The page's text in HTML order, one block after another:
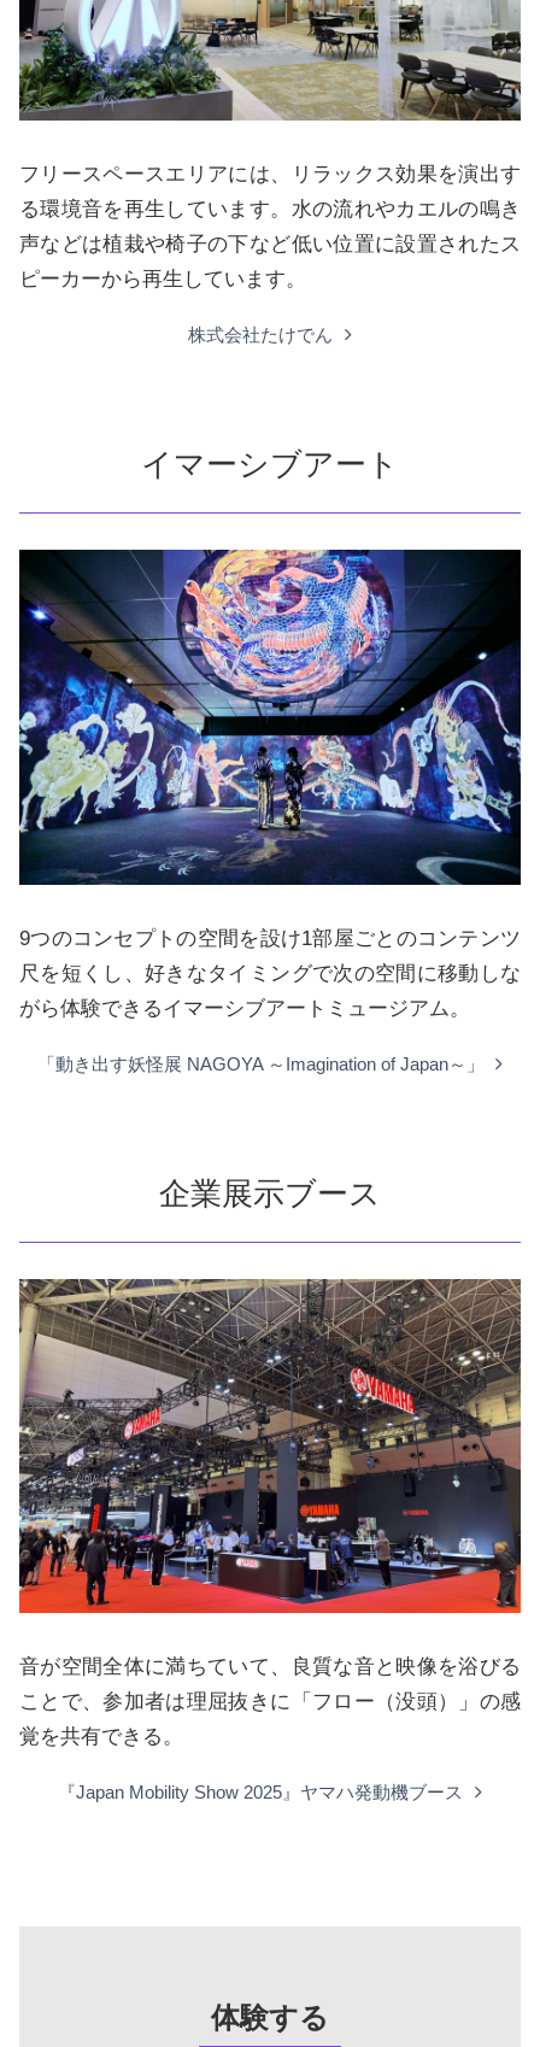
フリースペースエリアには、リラックス効果を演出す
る環境音を再生しています。水の流れやカエルの鳴き
声などは植栽や椅子の下など低い位置に設置されたス
ピーカーから再生しています。
株式会社たけでん
イマーシブアート
9つのコンセプトの空間を設け1部屋ごとのコンテンツ
尺を短くし、好きなタイミングで次の空間に移動しな
がら体験できるイマーシブアートミュージアム。
「動き出す妖怪展 NAGOYA ～Imagination of Japan～」
企業展示ブース
音が空間全体に満ちていて、良質な音と映像を浴びる
ことで、参加者は理屈抜きに「フロー（没頭）」の感
覚を共有できる。
『Japan Mobility Show 2025』ヤマハ発動機ブース
体験する